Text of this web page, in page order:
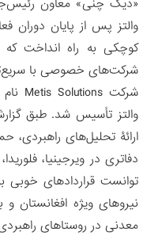
والتز پس از پایان دوران
کوچکی به راه انداخت
شرکت‌های خصوصی با
والتز تأسیس شد. طبق
ارائۀ تحلیل‌های راهبردی،
دفاتری در ویرجینیا،
توانست قراردادهای خوبی
نیروهای ویژه افغانستان
معدنی در روستاهای